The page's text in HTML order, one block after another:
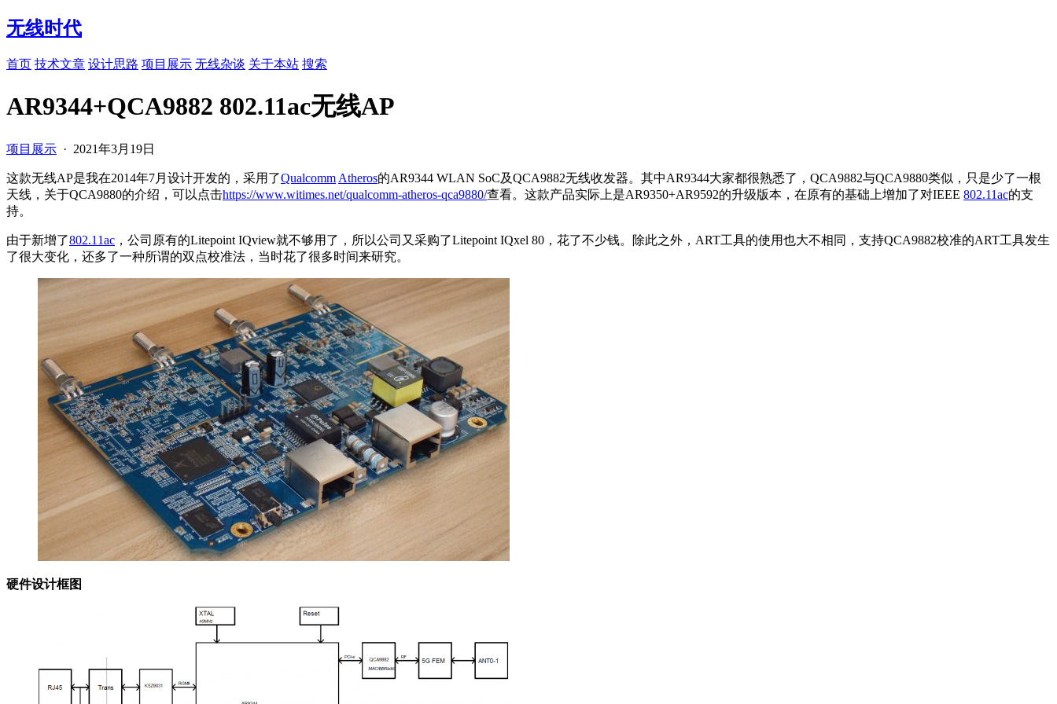
无线时代
首页 技术文章 设计思路 项目展示 无线杂谈 关于本站 搜索
AR9344+QCA9882 802.11ac无线AP
项目展示 · 2021年3月19日
这款无线AP是我在2014年7月设计开发的，采用了Qualcomm Atheros的AR9344 WLAN SoC及QCA9882无线收发器。其中AR9344大家都很熟悉了，QCA9882与QCA9880类似，只是少了一根
天线，关于QCA9880的介绍，可以点击https://www.witimes.net/qualcomm-atheros-qca9880/查看。这款产品实际上是AR9350+AR9592的升级版本，在原有的基础上增加了对IEEE 802.11ac的支
持。
由于新增了802.11ac ，公司原有的Litepoint IQview就不够用了，所以公司又采购了Litepoint IQxel 80，花了不少钱。除此之外，ART工具的使用也大不相同，支持QCA9882校准的ART工具发生
了很大变化，还多了一种所谓的双点校准法，当时花了很多时间来研究。
硬件设计框图